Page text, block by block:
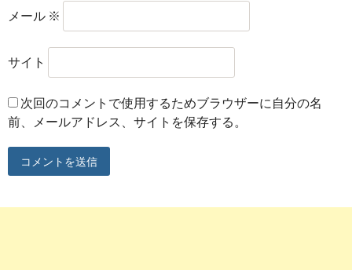
メール ※
サイト
次回のコメントで使用するためブラウザーに自分の名
前、メールアドレス、サイトを保存する。